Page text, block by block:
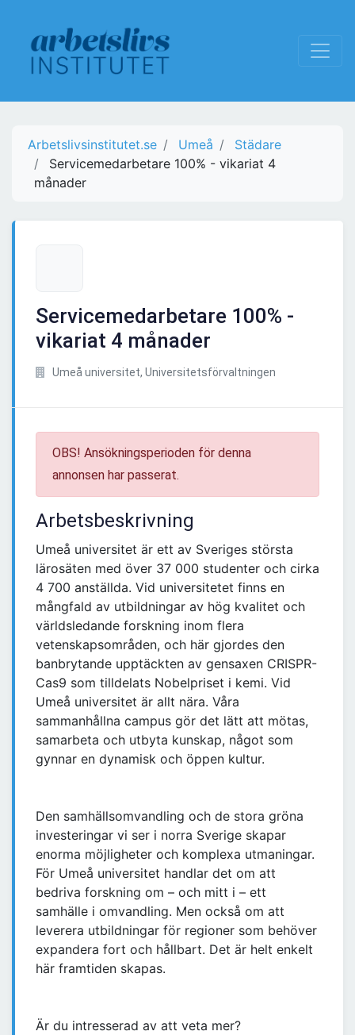
Arbetslivsinstitutet.se Umeå
Städare
Servicemedarbetare 100% - vikariat 4
månader
Servicemedarbetare 100% -
vikariat 4 månader
Umeå universitet, Universitetsförvaltningen
OBS! Ansökningsperioden för denna
annonsen har passerat.
Arbetsbeskrivning
Umeå universitet är ett av Sveriges största
lärosäten med över 37 000 studenter och cirka
4 700 anställda. Vid universitetet finns en
mångfald av utbildningar av hög kvalitet och
världsledande forskning inom flera
vetenskapsområden, och här gjordes den
banbrytande upptäckten av gensaxen CRISPR-
Cas9 som tilldelats Nobelpriset i kemi. Vid
Umeå universitet är allt nära. Våra
sammanhållna campus gör det lätt att mötas,
samarbeta och utbyta kunskap, något som
gynnar en dynamisk och öppen kultur.
Den samhällsomvandling och de stora gröna
investeringar vi ser i norra Sverige skapar
enorma möjligheter och komplexa utmaningar.
För Umeå universitet handlar det om att
bedriva forskning om – och mitt i – ett
samhälle i omvandling. Men också om att
leverera utbildningar för regioner som behöver
expandera fort och hållbart. Det är helt enkelt
här framtiden skapas.
Är du intresserad av att veta mer?